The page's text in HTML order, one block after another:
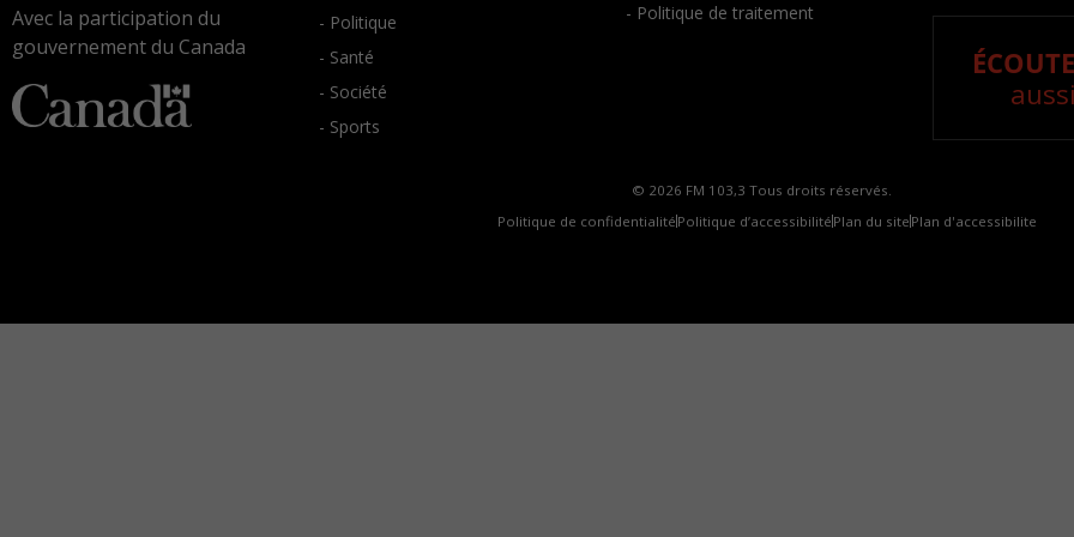
Avec la participation du
gouvernement du Canada
- Politique
- Santé
- Société
- Sports
- Politique de traitement
© 2026 FM 103,3 Tous droits réservés.
Politique de confidentialité Politique d’accessibilité Plan du site Plan d'accessibilite